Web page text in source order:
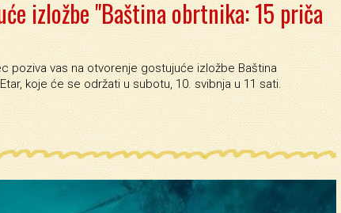
izložbe "Baština obrtnika: 15 priča
poziva vas na otvorenje gostujuće izložbe Baština
koje će se održati u subotu, 10. svibnja u 11 sati.